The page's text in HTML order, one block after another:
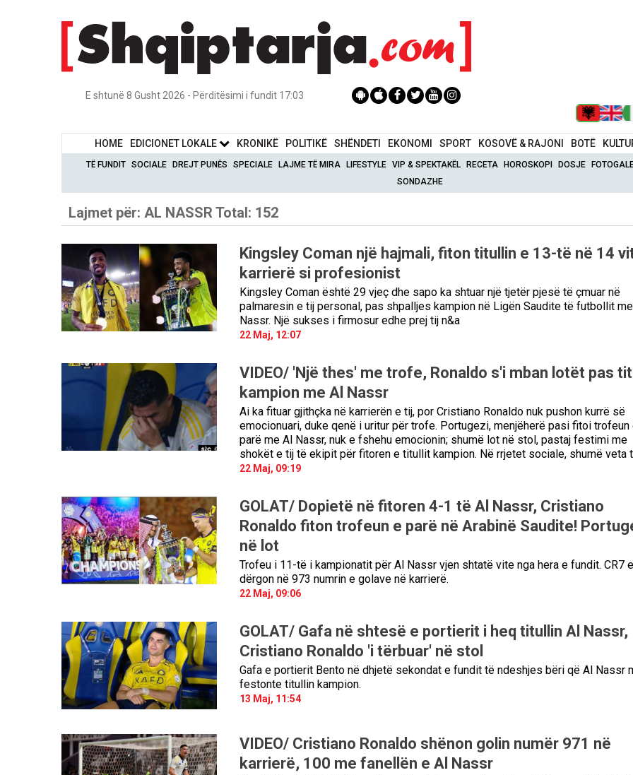
E shtunë 8 Gusht 2026 - Përditësimi i fundit 17:03
HOME EDICIONET LOKALE KRONIKË POLITIKË SHËNDETI EKONOMI SPORT KOSOVË & RAJONI BOTË
TË FUNDIT SOCIALE DREJT PUNËS SPECIALE LAJME TË MIRA LIFESTYLE VIP & SPEKTAKËL RECETA HOROSKOPI DOSJE
SONDAZHE
Lajmet për: AL NASSR Total: 152
Kingsley Coman një hajmali, fiton titullin e 13-të në 14
karrierë si profesionist
Kingsley Coman është 29 vjeç dhe sapo ka shtuar një tjetër pjesë të çmuar në
palmaresin e tij personal, pas shpalljes kampion në Ligën Saudite të futbollit
Nassr. Një sukses i firmosur edhe prej tij n&a
22 Maj, 12:07
VIDEO/ 'Një thes' me trofe, Ronaldo s'i mban lotët pas
kampion me Al Nassr
Ai ka fituar gjithçka në karrierën e tij, por Cristiano Ronaldo nuk pushon kurrë së
emocionuari, duke qenë i uritur për trofe. Portugezi, menjëherë pasi fitoi trofeun
parë me Al Nassr, nuk e fshehu emocionin; shumë lot në stol, pastaj festimi me
shokët e tij të ekipit për fitoren e titullit kampion. Në rrjetet sociale, shumë veta
22 Maj, 09:19
GOLAT/ Dopietë në fitoren 4-1 të Al Nassr, Cristiano
Ronaldo fiton trofeun e parë në Arabinë Saudite!
në lot
Trofeu i 11-të i kampionatit për Al Nassr vjen shtatë vite nga hera e fundit. CR7 e
dërgon në 973 numrin e golave në karrierë.
22 Maj, 09:06
GOLAT/ Gafa në shtesë e portierit i heq titullin Al Nassr,
Cristiano Ronaldo 'i tërbuar' në stol
Gafa e portierit Bento në dhjetë sekondat e fundit të ndeshjes bëri që Al Nassr
festonte titullin kampion.
13 Maj, 11:54
VIDEO/ Cristiano Ronaldo shënon golin numër 971 në
karrierë, 100 me fanellën e Al Nassr